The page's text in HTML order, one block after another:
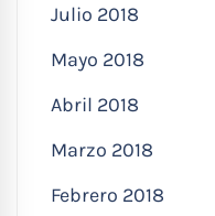
Julio 2018
Mayo 2018
Abril 2018
Marzo 2018
Febrero 2018